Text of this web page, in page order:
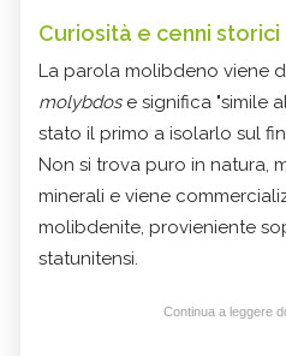
Curiosità e cenni storici
La parola molibdeno viene
molybdose significa "simile
stato il primo a isolarlo sul
Non si trova puro in natura,
minerali e viene
molibdenite, provieniente
statunitensi.
Continua a leggere